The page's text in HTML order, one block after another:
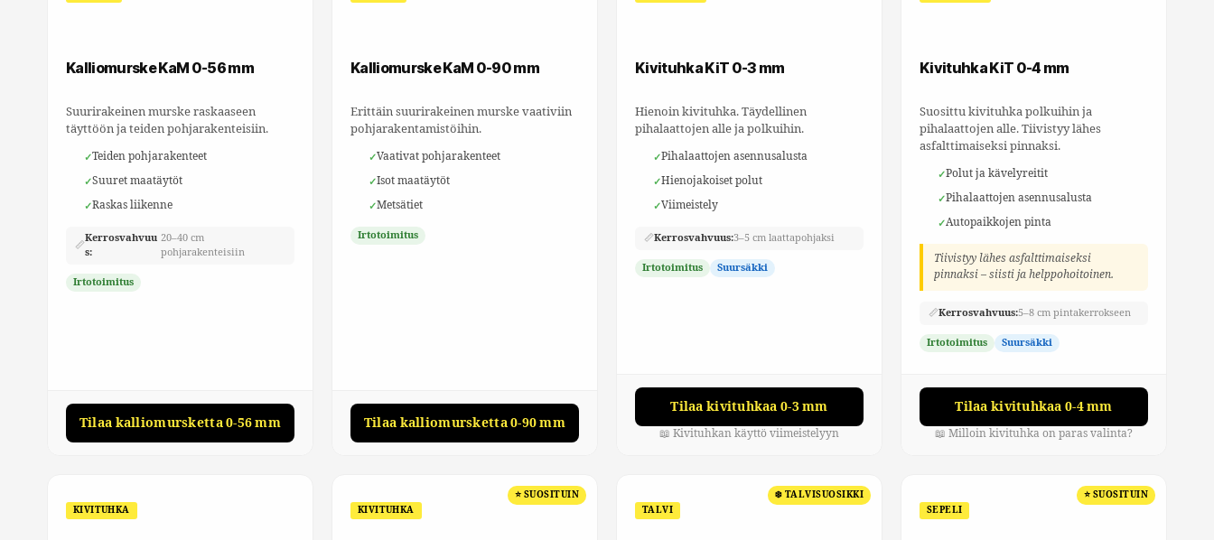
Kalliomurske KaM 0-56 mm
Suurirakeinen murske raskaaseen
täyttöön ja teiden pohjarakenteisiin.
Teiden pohjarakenteet
Suuret maatäytöt
Raskas liikenne
📏
Kerrosvahvuu
s:
20–40 cm
pohjarakenteisiin
Irtotoimitus
Tilaa kalliomursketta 0-56 mm
Kalliomurske KaM 0-90 mm
Erittäin suurirakeinen murske vaativiin
pohjarakentamistöihin.
Vaativat pohjarakenteet
Isot maatäytöt
Metsätiet
Irtotoimitus
Tilaa kalliomursketta 0-90 mm
Kivituhka KiT 0-3 mm
Hienoin kivituhka. Täydellinen
pihalaattojen alle ja polkuihin.
Pihalaattojen asennusalusta
Hienojakoiset polut
Viimeistely
📏Kerrosvahvuus:3–5 cm laattapohjaksi
Irtotoimitus Suursäkki
Tilaa kivituhkaa 0-3 mm
📖 Kivituhkan käyttö viimeistelyyn
Kivituhka KiT 0-4 mm
Suosittu kivituhka polkuihin ja
pihalaattojen alle. Tiivistyy lähes
asfalttimaiseksi pinnaksi.
Polut ja kävelyreitit
Pihalaattojen asennusalusta
Autopaikkojen pinta
Tiivistyy lähes asfalttimaiseksi
pinnaksi – siisti ja helppohoitoinen.
📏Kerrosvahvuus:5–8 cm pintakerrokseen
Irtotoimitus Suursäkki
Tilaa kivituhkaa 0-4 mm
📖 Milloin kivituhka on paras valinta?
KIVITUHKA
⭐ SUOSITUIN
KIVITUHKA
❄️ TALVISUOSIKKI
TALVI
⭐ SUOSITUIN
SEPELI